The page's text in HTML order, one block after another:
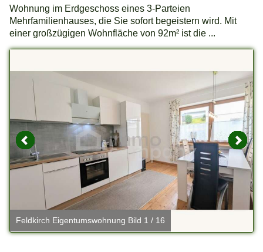
Wohnung im Erdgeschoss eines 3-Parteien
Mehrfamilienhauses, die Sie sofort begeistern wird. Mit
einer großzügigen Wohnfläche von 92m² ist die ...
Feldkirch Eigentumswohnung Bild 1 / 16